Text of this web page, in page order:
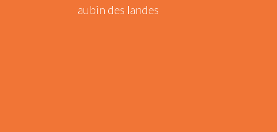
aubin des landes